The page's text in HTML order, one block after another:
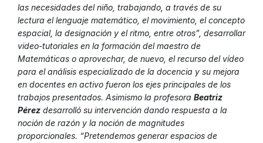
las necesidades del niño, trabajando, a través de su
lectura el lenguaje matemático, el movimiento, el concepto
espacial, la designación y el ritmo, entre otros”, desarrollar
video-tutoriales en la formación del maestro de
Matemáticas o aprovechar, de nuevo, el recurso del vídeo
para el análisis especializado de la docencia y su mejora
en docentes en activo fueron los ejes principales de los
trabajos presentados. Asimismo la profesora Beatriz
Pérez desarrolló su intervención dando respuesta a la
noción de razón y la noción de magnitudes
proporcionales. “Pretendemos generar espacios de